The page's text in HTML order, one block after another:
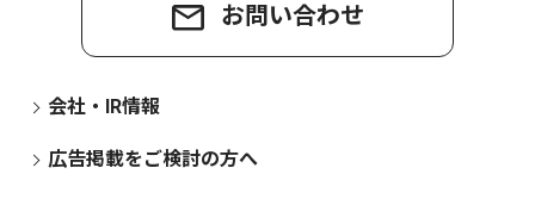
お問い合わせ
会社・IR情報
広告掲載をご検討の方へ